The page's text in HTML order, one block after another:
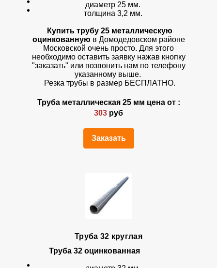
диаметр 25 мм.
толщина 3,2 мм.
Купить трубу 25 металлическую
оцинкованную в Домодедовском районе
Московской очень просто. Для этого
необходимо оставить заявку нажав кнопку
"заказать" или позвонить нам по телефону
указанному выше.
Резка трубы в размер БЕСПЛАТНО.
Труба металлическая 25 мм цена от :
303 руб
Заказать
Труба 32 круглая
Труба 32 оцинкованная